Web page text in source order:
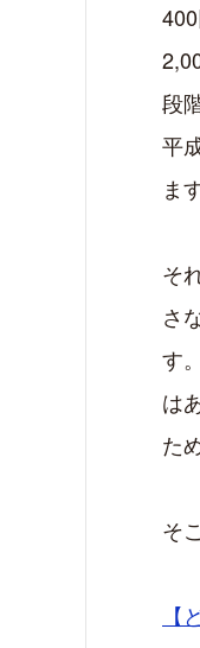
段
平
ま
そ
さ
す
は
た
そ